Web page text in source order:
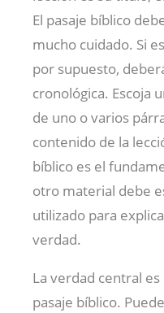
El pasaje bíblico
mucho cuidado. Si
por supuesto,
cronológica. Escoja
de uno o varios
contenido de la
bíblico es el
otro material debe
utilizado para
verdad.
La verdad central
pasaje bíblico.